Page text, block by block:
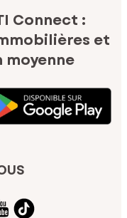
Connect :
et
moyenne